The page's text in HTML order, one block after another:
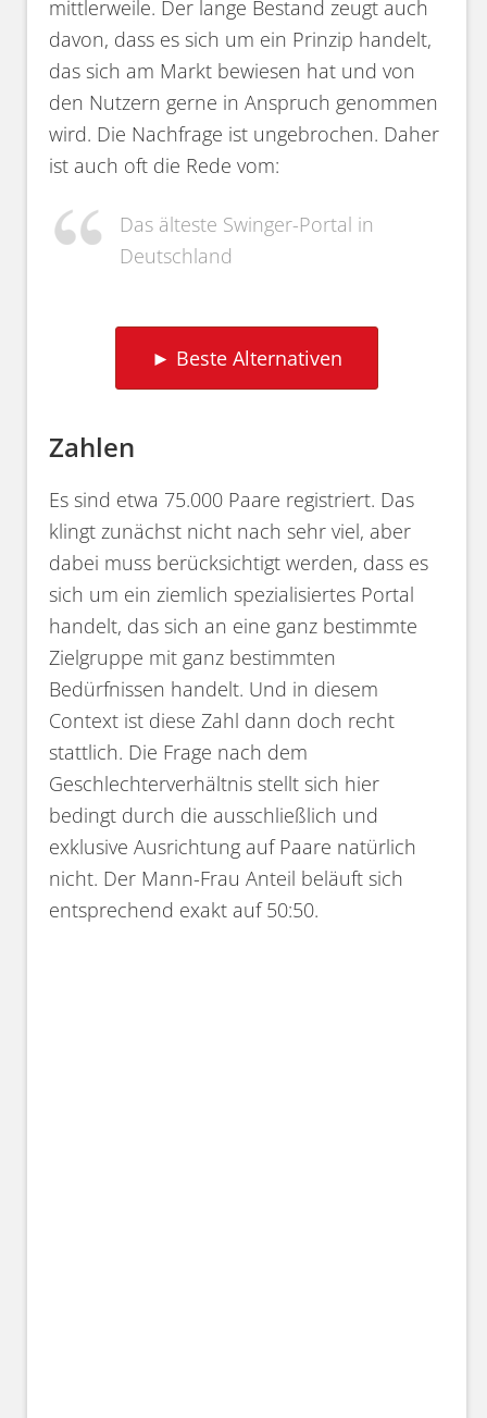
mittlerweile. Der lange Bestand zeugt auch
davon, dass es sich um ein Prinzip handelt,
das sich am Markt bewiesen hat und von
den Nutzern gerne in Anspruch genommen
wird. Die Nachfrage ist ungebrochen. Daher
ist auch oft die Rede vom:
Das älteste Swinger-Portal in
Deutschland
► Beste Alternativen
Zahlen
Es sind etwa 75.000 Paare registriert. Das
klingt zunächst nicht nach sehr viel, aber
dabei muss berücksichtigt werden, dass es
sich um ein ziemlich spezialisiertes Portal
handelt, das sich an eine ganz bestimmte
Zielgruppe mit ganz bestimmten
Bedürfnissen handelt. Und in diesem
Context ist diese Zahl dann doch recht
stattlich. Die Frage nach dem
Geschlechterverhältnis stellt sich hier
bedingt durch die ausschließlich und
exklusive Ausrichtung auf Paare natürlich
nicht. Der Mann-Frau Anteil beläuft sich
entsprechend exakt auf 50:50.